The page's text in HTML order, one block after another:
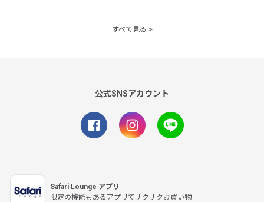
すべて見る
公式SNSアカウント
Safari Lounge アプリ
限定の機能もあるアプリでサクサクお買い物